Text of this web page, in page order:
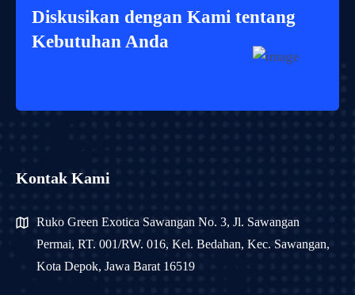
Diskusikan dengan Kami tentang
Kebutuhan Anda
Kontak Kami
Ruko Green Exotica Sawangan No. 3, Jl. Sawangan
Permai, RT. 001/RW. 016, Kel. Bedahan, Kec. Sawangan,
Kota Depok, Jawa Barat 16519